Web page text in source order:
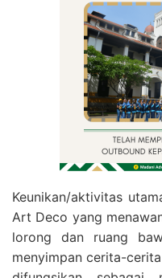
Keunikan/aktivitas
Art Deco yang
lorong dan ruang
menyimpan cerita-